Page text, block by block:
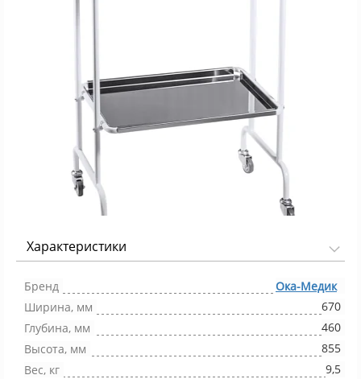
Характеристики
Бренд
Ока-Медик
Ширина, мм
670
Глубина, мм
460
Высота, мм
855
Вес, кг
9,5